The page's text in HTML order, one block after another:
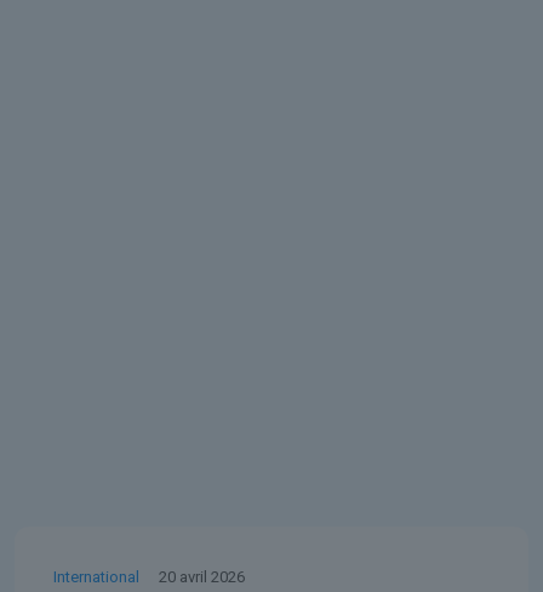
International 20 avril 2026